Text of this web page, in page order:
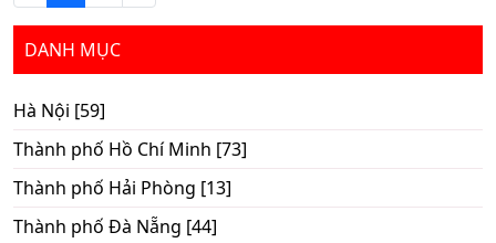
DANH MỤC
Hà Nội [59]
Thành phố Hồ Chí Minh [73]
Thành phố Hải Phòng [13]
Thành phố Đà Nẵng [44]